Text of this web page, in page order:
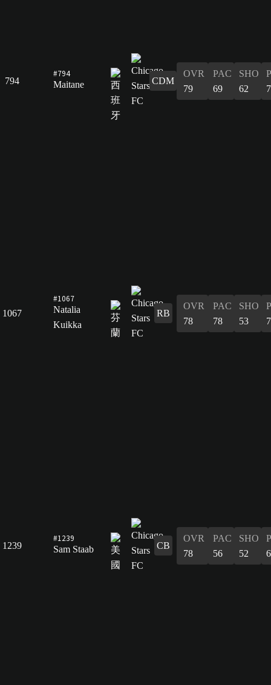
794
#794
Maitane
CDM
OVR
79
PAC
69
SHO
62
1067
#1067
Natalia
Kuikka
RB
OVR
78
PAC
78
SHO
53
1239
#1239
Sam Staab
CB
OVR
78
PAC
56
SHO
52